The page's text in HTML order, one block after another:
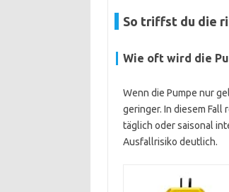
So triffst du die
Wie oft wird die
Wenn die Pumpe nur
geringer. In diesem Fall
täglich oder saisonal
Ausfallrisiko deutlich.